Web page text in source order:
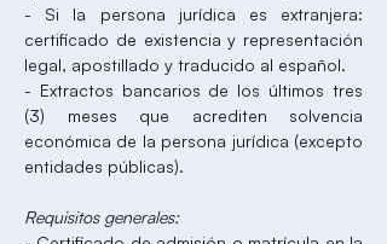
- Si la persona jurídica es extranjera:
certificado de existencia y representación
legal, apostillado y traducido al español.
- Extractos bancarios de los últimos tres
(3) meses que acrediten solvencia
económica de la persona jurídica (excepto
entidades públicas).
Requisitos generales: